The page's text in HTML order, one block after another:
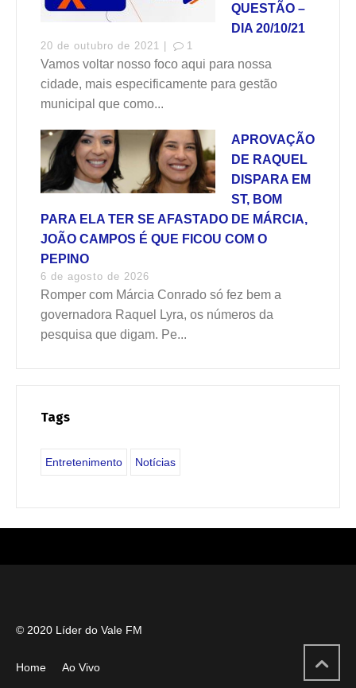
QUESTÃO –
DIA 20/10/21
20 de outubro de 2021 | 1
Vamos voltar nosso foco aqui para nossa
cidade, mais especificamente para gestão
municipal que como...
APROVAÇÃO
DE RAQUEL
DISPARA EM
ST, BOM
PARA ELA TER SE AFASTADO DE MÁRCIA,
JOÃO CAMPOS É QUE FICOU COM O
PEPINO
6 de agosto de 2026
Romper com Márcia Conrado só fez bem a
governadora Raquel Lyra, os números da
pesquisa que digam. Pe...
Tags
Entretenimento Notícias
© 2020 Líder do Vale FM
Home Ao Vivo